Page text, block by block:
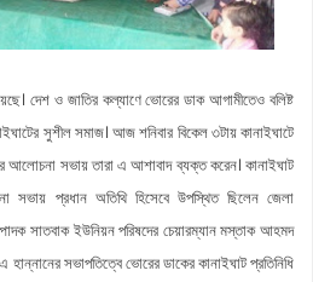
দেশ ও জাতির কল্যাণে ভোরের ডাক আগামীতেও বলিষ্ট
সুশীল সমাজ। আজ শনিবার বিকেল ৩টায় কানাইঘাটে
আলোচনা সভায় তারা এ আশাবাদ ব্যক্ত করেন। কানাইঘাট
সভায় প্রধান অতিথি হিসেবে উপস্থিত ছিলেন জেলা
সাতবাক ইউনিয়ন পরিষদের চেয়ারম্যান মস্তাক আহমদ
সভাপতিত্বে ভোরের ডাকের কানাইঘাট প্রতিনিধি